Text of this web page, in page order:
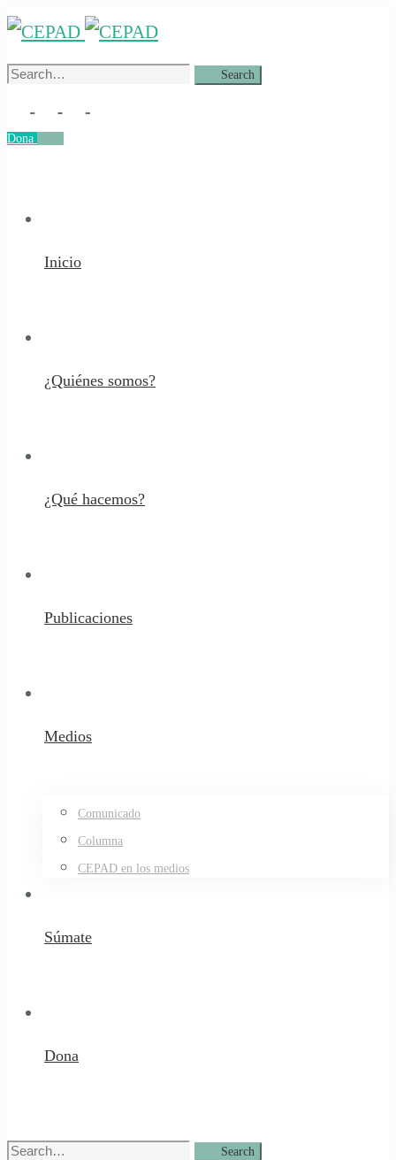
Search
Search
Dona
Inicio
¿Quiénes somos?
¿Qué hacemos?
Publicaciones
Medios
Comunicado
Columna
CEPAD en los medios
Súmate
Dona
Search
Search